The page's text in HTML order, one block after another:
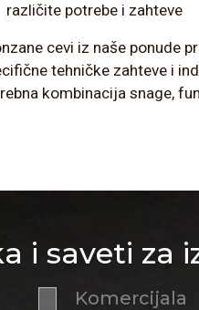
različite potrebe i zahteve
cevi iz naše ponude
tehničke zahteve i
kombinacija snage,
i saveti za
Komercijala